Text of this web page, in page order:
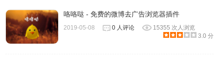
GetAll 的注意事项
咯咯哒 - 免费的微博去广告浏览器插件
2019-05-08 0 人评论
15355 次人浏览
3.0 分